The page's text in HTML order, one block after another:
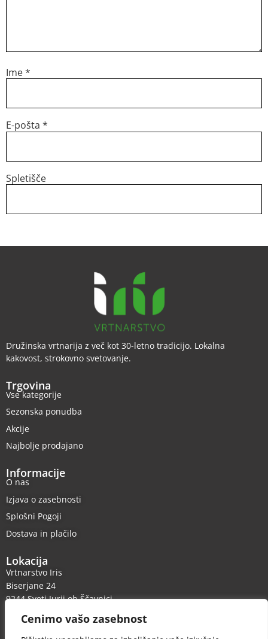
Cenimo vašo zasebnost
Ime*
E-pošta *
Spletišče
Družinska vrtnarija z več kot 30-letno tradicijo. Lokalna
kakovost, strokovno svetovanje.
Trgovina
Vse kategorije
Sezonska ponudba
Akcije
Najbolje prodajano
Informacije
O nas
Izjava o zasebnosti
Splošni Pogoji
Dostava in plačilo
Lokacija
Vrtnarstvo Iris
Biserjane 24
9244 Sveti Jurij ob Ščavnici
Kontakt